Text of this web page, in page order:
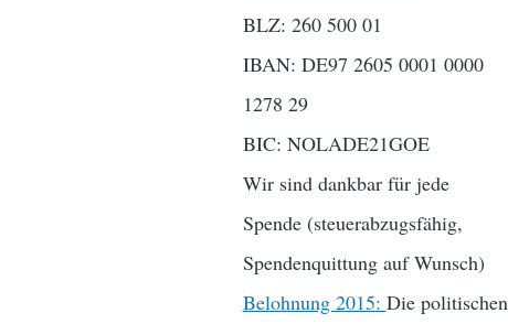
BLZ: 260 500 01
IBAN: DE97 2605 0001 0000
1278 29
BIC: NOLADE21GOE
Wir sind dankbar für jede
Spende (steuerabzugsfähig,
Spendenquittung auf Wunsch)
Belohnung 2015: Die politischen